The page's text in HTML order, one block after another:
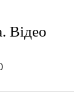
Відео